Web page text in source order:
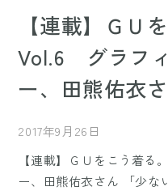
【連載】ＧＵ
Vol.6 グラフ
ー、田熊佑衣
2017年9月26日
【連載】ＧＵをこう着
ー、田熊佑衣さん 「少な